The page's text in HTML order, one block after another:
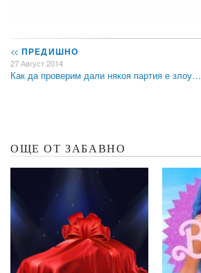
<< ПРЕДИШНО
27 Август 2014
Как да проверим дали някоя партия е злоу…
ОЩЕ ОТ ЗАБАВНО